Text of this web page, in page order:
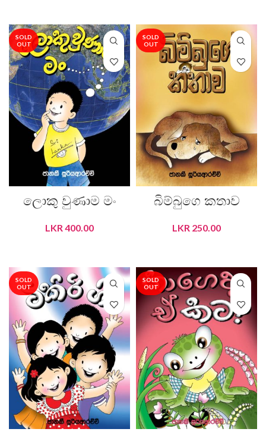
SOLD
OUT
ලොකු වුණාම මං
LKR400.00
SOLD
OUT
බිම්බුගෙ කතාව
LKR 250.00
SOLD
OUT
SOLD
OUT